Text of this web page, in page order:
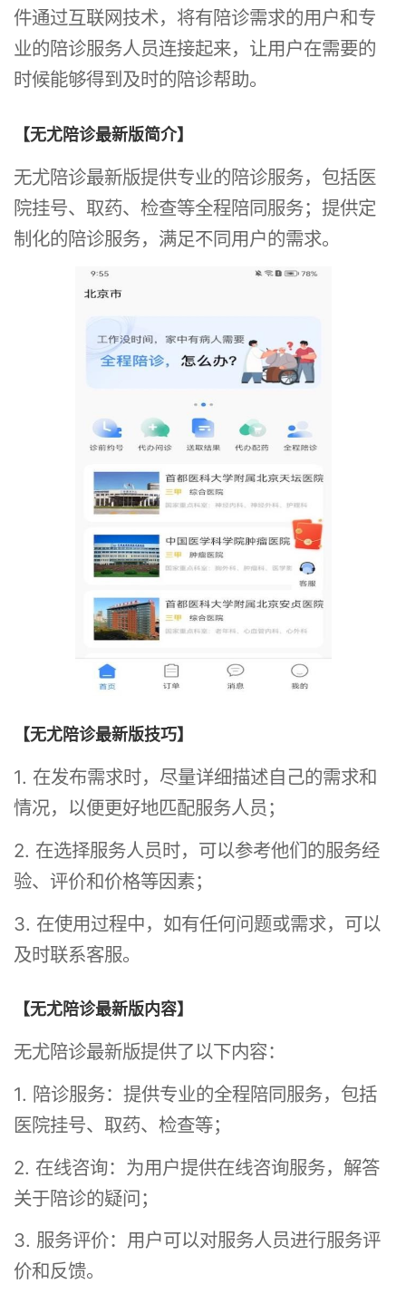
件通过互联网技术，将有陪诊需求的用户和专
业的陪诊服务人员连接起来，让用户在需要的
时候能够得到及时的陪诊帮助。
【无尤陪诊最新版简介】
无尤陪诊最新版提供专业的陪诊服务，包括医
院挂号、取药、检查等全程陪同服务；提供定
制化的陪诊服务，满足不同用户的需求。
【无尤陪诊最新版技巧】
1. 在发布需求时，尽量详细描述自己的需求和
情况，以便更好地匹配服务人员；
2. 在选择服务人员时，可以参考他们的服务经
验、评价和价格等因素；
3. 在使用过程中，如有任何问题或需求，可以
及时联系客服。
【无尤陪诊最新版内容】
无尤陪诊最新版提供了以下内容：
1. 陪诊服务：提供专业的全程陪同服务，包括
医院挂号、取药、检查等；
2. 在线咨询：为用户提供在线咨询服务，解答
关于陪诊的疑问；
3. 服务评价：用户可以对服务人员进行服务评
价和反馈。